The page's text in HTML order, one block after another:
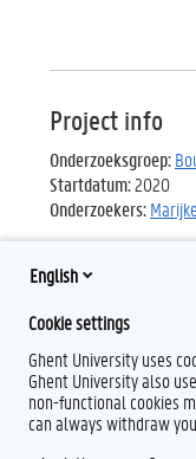
Project info
Onderzoeksgroep:
Startdatum:2020
Onderzoekers:
English
Cookie settings
Ghent University uses
Ghent University also
non-functional cookies
can always withdraw